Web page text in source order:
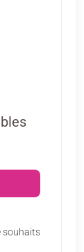
souhaits